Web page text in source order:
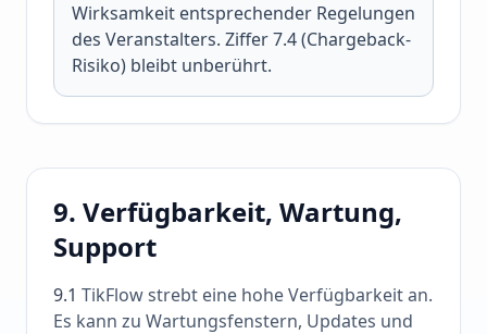
Wirksamkeit entsprechender Regelungen
des Veranstalters. Ziffer 7.4 (Chargeback-
Risiko) bleibt unberührt.
9. Verfügbarkeit, Wartung,
Support
9.1 TikFlow strebt eine hohe Verfügbarkeit an.
Es kann zu Wartungsfenstern, Updates und